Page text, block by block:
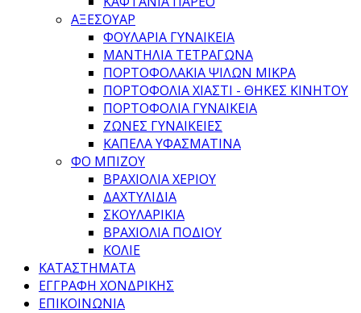
ΑΞΕΣΟΥΑΡ
ΦΟΥΛΆΡΙΑ ΓΥΝΑΙΚΕΊΑ
ΜΑΝΤΉΛΙΑ ΤΕΤΡΆΓΩΝΑ
ΠΟΡΤΟΦΟΛΆΚΙΑ ΨΙΛΏΝ ΜΙΚΡΆ
ΠΟΡΤΟΦΌΛΙΑ ΧΙΑΣΤΊ - ΘΉΚΕΣ ΚΙΝΗΤΟΎ
ΠΟΡΤΟΦΌΛΙΑ ΓΥΝΑΙΚΕΊΑ
ΖΏΝΕΣ ΓΥΝΑΙΚΕΊΕΣ
ΚΑΠΈΛΑ ΥΦΑΣΜΆΤΙΝΑ
ΦΟ ΜΠΙΖΟΥ
ΒΡΑΧΙΌΛΙΑ ΧΕΡΙΟΎ
ΔΑΧΤΥΛΊΔΙΑ
ΣΚΟΥΛΑΡΊΚΙΑ
ΒΡΑΧΙΌΛΙΑ ΠΟΔΙΟΎ
ΚΟΛΙΈ
ΚΑΤΑΣΤΉΜΑΤΑ
ΕΓΓΡΑΦΉ ΧΟΝΔΡΙΚΉΣ
ΕΠΙΚΟΙΝΩΝΊΑ